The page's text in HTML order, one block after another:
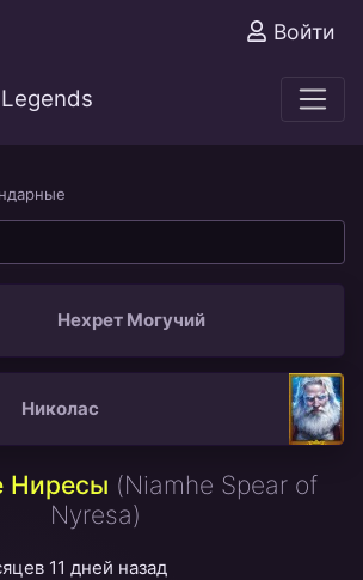
Войти
Нехрет Могучий
Николас
Ниресы (Niamhe Spear of
Nyresa)
11 дней назад